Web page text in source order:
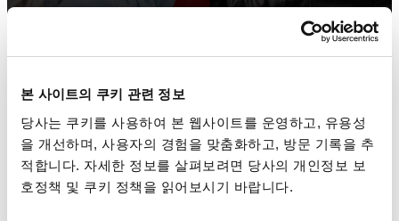
본 사이트의 쿠키 관련 정보
당사는 쿠키를 사용하여 본 웹사이트를 운영하고, 유용성
을 개선하며, 사용자의 경험을 맞춤화하고, 방문 기록을 추
적합니다. 자세한 정보를 살펴보려면 당사의 개인정보 보
호정책 및 쿠키 정책을 읽어보시기 바랍니다.